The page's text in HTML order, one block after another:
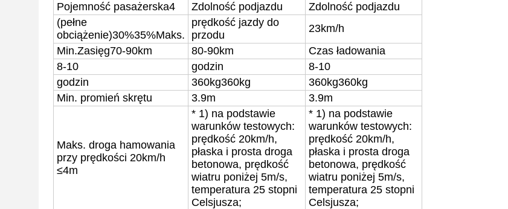
Pojemność pasażerska4 Zdolność podjazdu
Zdolność podjazdu
(pełne
obciążenie)30%35%Maks.
prędkość jazdy do
przodu
23km/h
Min.Zasięg70-90km 80-90km
Czas ładowania
8-10
godzin
8-10
godzin
360kg360kg 360kg360kg
Min. promień skrętu 3.9m 3.9m
Maks. droga hamowania
przy prędkości 20km/h
≤4m
* 1) na podstawie
warunków testowych:
prędkość 20km/h,
płaska i prosta droga
betonowa, prędkość
wiatru poniżej 5m/s,
temperatura 25 stopni
Celsjusza;
* 1) na podstawie
warunków testowych:
prędkość 20km/h,
płaska i prosta droga
betonowa, prędkość
wiatru poniżej 5m/s,
temperatura 25 stopni
Celsjusza;